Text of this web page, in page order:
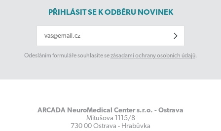
PŘIHLÁSIT SE K ODBĚRU NOVINEK
Odesláním formuláře souhlasíte sezásadami ochrany osobních údajů.
ARCADA NeuroMedical Center s.r.o. - Ostrava
Mitušova 1115/8
730 00 Ostrava - Hrabůvka